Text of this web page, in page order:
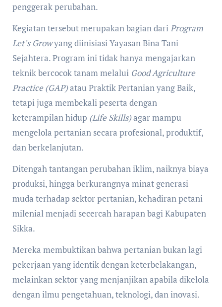
penggerak perubahan.
Kegiatan tersebut merupakan bagian dariProgram
Let’s Growyang diinisiasi Yayasan Bina Tani
Sejahtera. Program ini tidak hanya mengajarkan
teknik bercocok tanam melalui Good Agriculture
Practice (GAP)atau Praktik Pertanian yang Baik,
tetapi juga membekali peserta dengan
keterampilan hidup (Life Skills)agar mampu
mengelola pertanian secara profesional, produktif,
dan berkelanjutan.
Ditengah tantangan perubahan iklim, naiknya biaya
produksi, hingga berkurangnya minat generasi
muda terhadap sektor pertanian, kehadiran petani
milenial menjadi secercah harapan bagi Kabupaten
Sikka.
Mereka membuktikan bahwa pertanian bukan lagi
pekerjaan yang identik dengan keterbelakangan,
melainkan sektor yang menjanjikan apabila dikelola
dengan ilmu pengetahuan, teknologi, dan inovasi.